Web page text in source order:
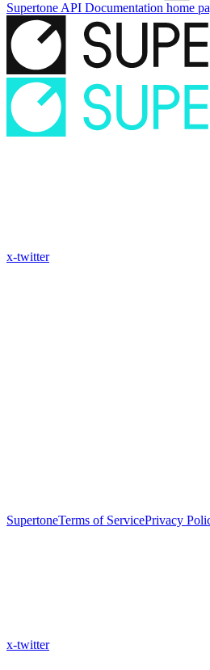
Supertone API Documentation home
x-twitter
SupertoneTerms of ServicePrivacy
x-twitter